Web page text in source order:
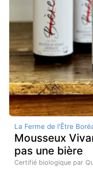
La Ferme de l'Être
Mousseux
pas une bière
Certifié biologique par